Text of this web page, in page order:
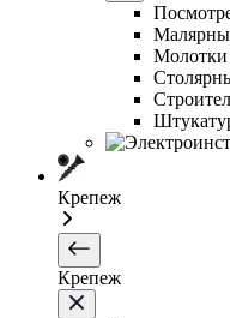
Молотки
Крепеж
Крепеж